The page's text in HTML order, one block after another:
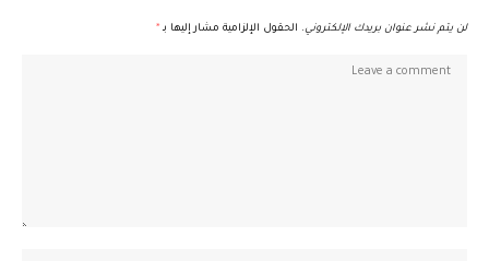
لن يتم نشر عنوان بريدك الإلكتروني. الحقول الإلزامية مشار إليها بـ *